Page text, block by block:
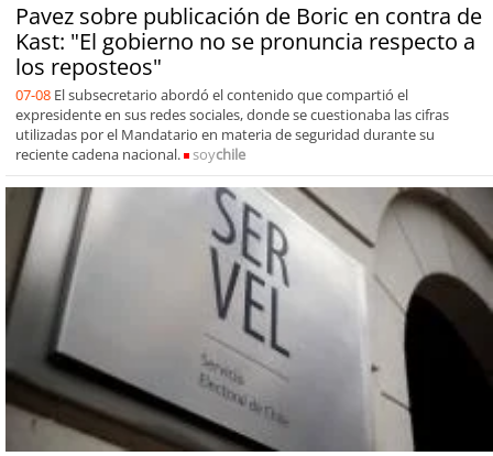
Pavez sobre publicación de Boric en contra de
Kast: "El gobierno no se pronuncia respecto a
los reposteos"
07-08 El subsecretario abordó el contenido que compartió el
expresidente en sus redes sociales, donde se cuestionaba las cifras
utilizadas por el Mandatario en materia de seguridad durante su
reciente cadena nacional.
soychile